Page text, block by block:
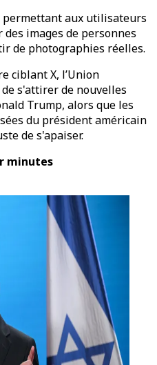
permettant aux utilisateurs
des images de personnes
de photographies réelles.
ciblant X, l’Union
s'attirer de nouvelles
Trump, alors que les
du président américain
de s'apaiser.
minutes